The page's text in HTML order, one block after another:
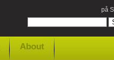
på
About